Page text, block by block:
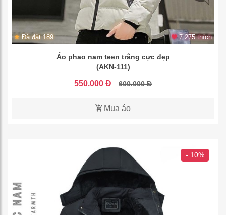
Đã đặt 189 7.275 thích
Áo phao nam teen trắng cực đẹp
(AKN-111)
550.000 Đ 600.000 Đ
Mua áo
- 10%